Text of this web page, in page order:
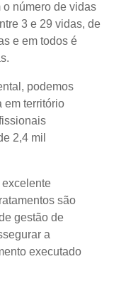
número de vidas
3 e 29 vidas, de
e em todos é
podemos
em território
2,4 mil
excelente
são
gestão de
a
executado